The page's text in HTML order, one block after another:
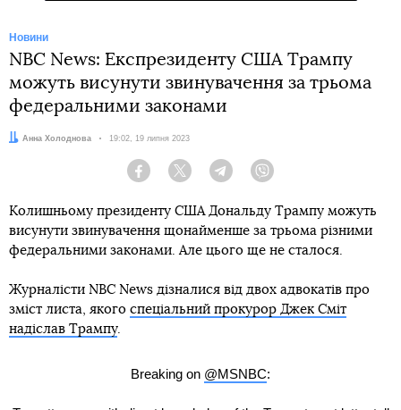
Новини
NBC News: Експрезиденту США Трампу
можуть висунути звинувачення за трьома
федеральними законами
Автор:
Анна Холоднова Дата:
19:02, 19 липня 2023
Facebook Twitter Telegram
Колишньому президенту США Дональду Трампу можуть
висунути звинувачення щонайменше за трьома різними
федеральними законами. Але цього ще не сталося.
Журналісти NBC News дізналися від двох адвокатів про
зміст листа, якого спеціальний прокурор Джек Сміт
надіслав Трампу.
Breaking on @MSNBC: